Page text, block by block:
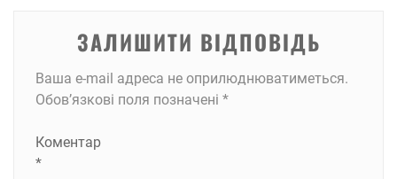
ЗАЛИШИТИ ВІДПОВІДЬ
Ваша e-mail адреса не оприлюднюватиметься.
Обов’язкові поля позначені *
Коментар
*